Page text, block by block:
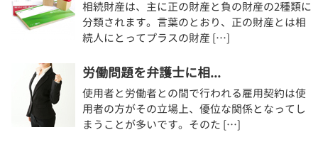
相続財産は、主に正の財産と負の財産の2種類に
分類されます。言葉のとおり、正の財産とは相
続人にとってプラスの財産 […]
労働問題を弁護士に相...
使用者と労働者との間で行われる雇用契約は使
用者の方がその立場上、優位な関係となってし
まうことが多いです。そのた […]